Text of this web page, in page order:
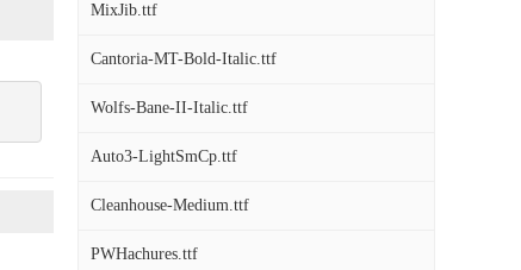
MixJib.ttf
Cantoria-MT-Bold-Italic.ttf
Wolfs-Bane-II-Italic.ttf
Auto3-LightSmCp.ttf
Cleanhouse-Medium.ttf
PWHachures.ttf